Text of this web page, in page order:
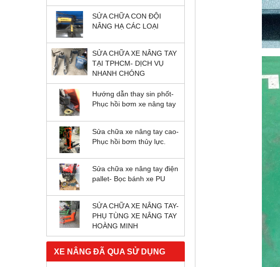
SỬA CHỮA CON ĐỘI
NÂNG HẠ CÁC LOẠI
SỬA CHỮA XE NÂNG TAY
TẠI TPHCM- DỊCH VỤ
NHANH CHÓNG
Hướng dẫn thay sin phốt-
Phục hồi bơm xe nâng tay
Sửa chữa xe nâng tay cao-
Phục hồi bơm thủy lực.
Sửa chữa xe nâng tay điện
pallet- Bọc bánh xe PU
SỬA CHỮA XE NÂNG TAY-
PHỤ TÙNG XE NÂNG TAY
HOÀNG MINH
XE NÂNG ĐÃ QUA SỬ DỤNG